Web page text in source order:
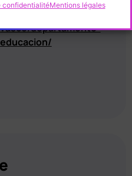
confidentialitéMentions légales
basque.eus/gobierno-
vasco/departamento-
educacion/